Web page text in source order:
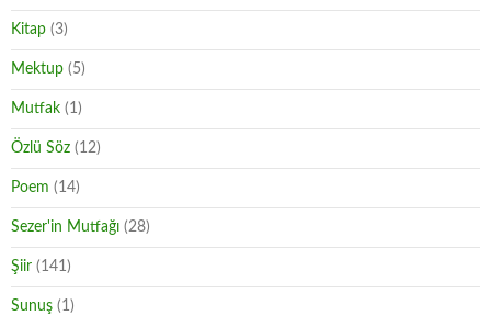
Kitap (3)
Mektup (5)
Mutfak (1)
Özlü Söz (12)
Poem (14)
Sezer'in Mutfağı (28)
Şiir (141)
Sunuş (1)